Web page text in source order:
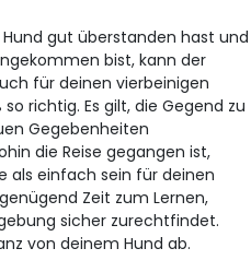
gut überstanden hast und
bist, kann der
für deinen vierbeinigen
richtig. Es gilt, die Gegend zu
Gegebenheiten
die Reise gegangen ist,
als einfach sein für deinen
Zeit zum Lernen,
sicher zurechtfindet.
von deinem Hund ab.